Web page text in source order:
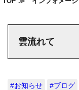
雲流れて
#お知らせ #ブログ